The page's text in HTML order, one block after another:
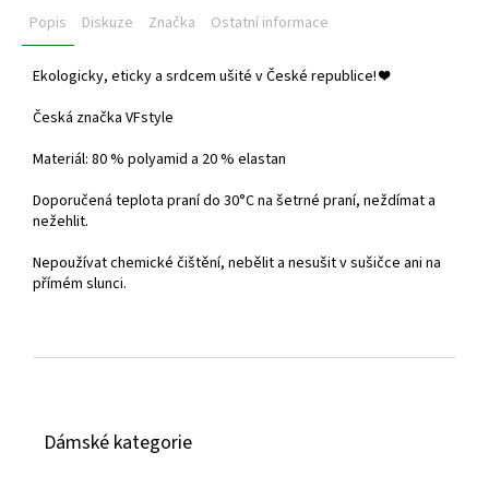
Popis Diskuze Značka Ostatní informace
Ekologicky, eticky a srdcem ušité v České republice! ❤️
Česká značka VFstyle
Materiál: 80 % polyamid a 20 % elastan
Doporučená teplota praní do 30°C na šetrné praní, neždímat a
nežehlit.
Nepoužívat chemické čištění, nebělit a nesušit v sušičce ani na
přímém slunci.
Dámské kategorie